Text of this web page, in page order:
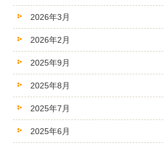
2026年3月
2026年2月
2025年9月
2025年8月
2025年7月
2025年6月